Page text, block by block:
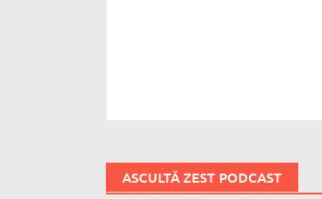
ASCULTĂ ZEST PODCAST